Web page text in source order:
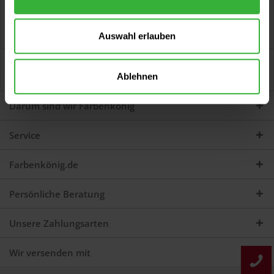
Auswahl erlauben
Ablehnen
AquaVision® Flächen-Lasur (8923 Palisander) Universelle,
offenporige Lasur für dekorative...mehr
Bewertungen
0
Jetzt Bewertungen zum Artikel lesen...
Darum sind wir Farbenkönig
Service
Farbenkönig.de
Persönliche Beratung
Unsere Zahlungsarten
Wir versenden mit